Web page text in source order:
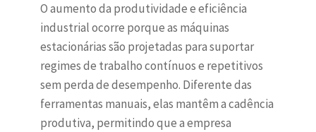
O aumento da produtividade e eficiência
industrial ocorre porque as máquinas
estacionárias são projetadas para suportar
regimes de trabalho contínuos e repetitivos
sem perda de desempenho. Diferente das
ferramentas manuais, elas mantêm a cadência
produtiva, permitindo que a empresa